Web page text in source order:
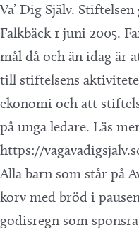
Va’ Dig Själv.
Falkbäck 1 juni 2005.
mål då och än idag är
till stiftelsens
ekonomi och att
på unga ledare. Läs
https://
Alla barn som står på
korv med bröd i
godisregn som